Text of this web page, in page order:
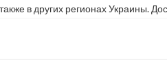
в других регионах